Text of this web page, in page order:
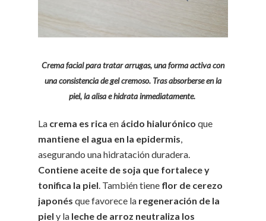
Crema facial para tratar arrugas, una forma activa con
una consistencia de gel cremoso. Tras absorberse en la
piel, la alisa e hidrata inmediatamente.
La crema es rica en ácido hialurónico que
mantiene el agua en la epidermis,
asegurando una hidratación duradera.
Contiene aceite de soja que fortalece y
tonifica la piel. También tiene flor de cerezo
japonés que favorece la regeneración de la
piel y la leche de arroz neutraliza los